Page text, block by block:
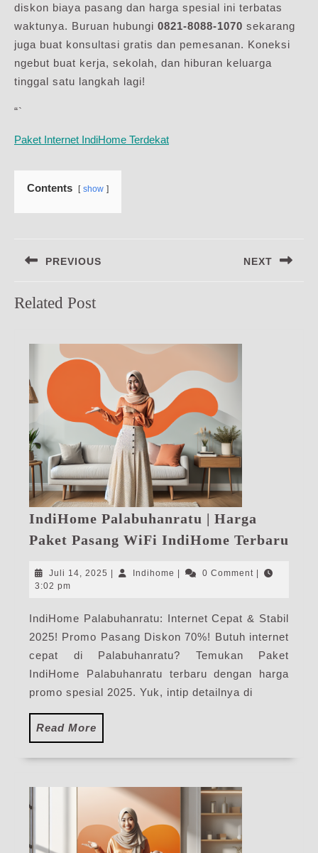
diskon biaya pasang dan harga spesial ini terbatas
waktunya. Buruan hubungi 0821-8088-1070 sekarang
juga buat konsultasi gratis dan pemesanan. Koneksi
ngebut buat kerja, sekolah, dan hiburan keluarga
tinggal satu langkah lagi!
“`
Paket Internet IndiHome Terdekat
Contents show
pos
PREVIOUS
post:
NEXT
Related Post
IndiHome Palabuhanratu | Harga
Paket Pasang WiFi IndiHome Terbaru
Juli 14, 2025 Juli
Indihome Indihome0 Comment
3:02 pm
IndiHome Palabuhanratu: Internet Cepat & Stabil
2025! Promo Pasang Diskon 70%! Butuh internet
cepat di Palabuhanratu? Temukan Paket
IndiHome Palabuhanratu terbaru dengan harga
promo spesial 2025. Yuk, intip detailnya di
Read More
More